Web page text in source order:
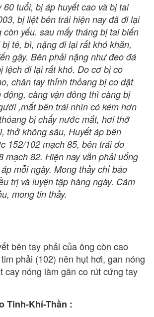
60 tuổi, bị áp huyết cao và bị tai
bị liệt bên trái hiện nay đã đi lại
yếu. sau mấy tháng bị tai biến
tê, bì, nặng đi lại rất khó khăn,
gậy. Bên phải nặng như đeo đá
lệch đi lại rất khó. Do cơ bị co
chân tay thỉnh thỏang bị co dật
động, càng vận đông thì càng bị
,mắt bên trái nhìn có kém hơn
bị chẩy nước mắt, hơi thở
thở không sâu, Huyết áp bên
152/102 mạch 85, bên trái đo
mạch 82. Hiện nay vẫn phải uống
mỗi ngày. Mong thầy chỉ bảo
trị và luyện tập hàng ngày. Cám
mong tin thầy.
bên tay phải của ông còn cao
phải (102) nên hụt hơi, gan nóng
cay nóng làm gân co rút cứng tay
Tinh-Khí-Thần :